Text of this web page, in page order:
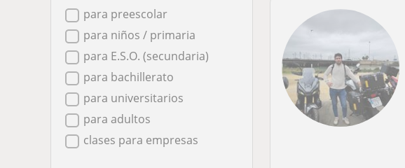
para preescolar
para niños / primaria
para E.S.O. (secundaria)
para bachillerato
para universitarios
para adultos
clases para empresas